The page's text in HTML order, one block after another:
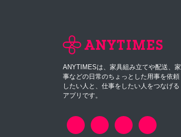
ANYTIMESは、家具組み立てや配送、家
事などの日常のちょっとした用事を依頼
したい人と、仕事をしたい人をつなげる
アプリです。